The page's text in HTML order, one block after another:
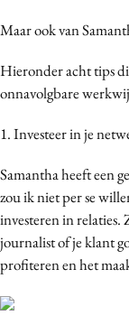
Influencer
Interne
Martech
Merkstrategie
PR
Programmatic
Purpose Marketing
Reputatie & crisis
Maar ook van
Hieronder acht tips
onnavolgbare
1. Investeer in je
Samantha heeft een
zou ik niet per se
investeren in relaties.
journalist of je klant
profiteren en het